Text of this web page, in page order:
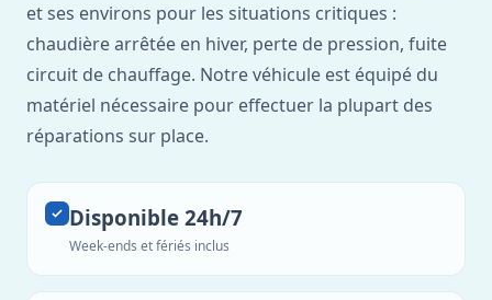
et ses environs pour les situations critiques :
chaudière arrêtée en hiver, perte de pression, fuite
circuit de chauffage. Notre véhicule est équipé du
matériel nécessaire pour effectuer la plupart des
réparations sur place.
Disponible 24h/7
Week-ends et fériés inclus